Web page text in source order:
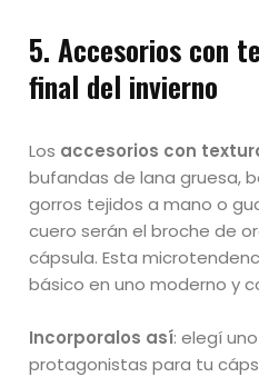
5.Accesorios con
final del invierno
Los accesorios con
bufandas de lana gruesa,
gorros tejidos a mano o
cuero serán el broche de
cápsula. Esta
básico en uno moderno y
Incorporalos así: elegí
protagonistas para tu